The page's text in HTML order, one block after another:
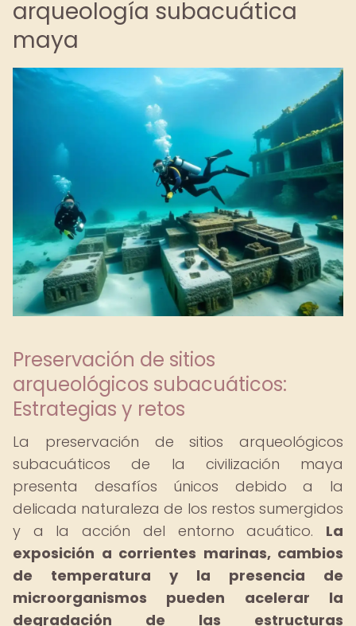
arqueología subacuática
maya
Preservación de sitios
arqueológicos subacuáticos:
Estrategias y retos
La preservación de sitios arqueológicos
subacuáticos de la civilización maya
presenta desafíos únicos debido a la
delicada naturaleza de los restos sumergidos
y a la acción del entorno acuático. La
exposición a corrientes marinas, cambios
de temperatura y la presencia de
microorganismos pueden acelerar la
degradación de las estructuras